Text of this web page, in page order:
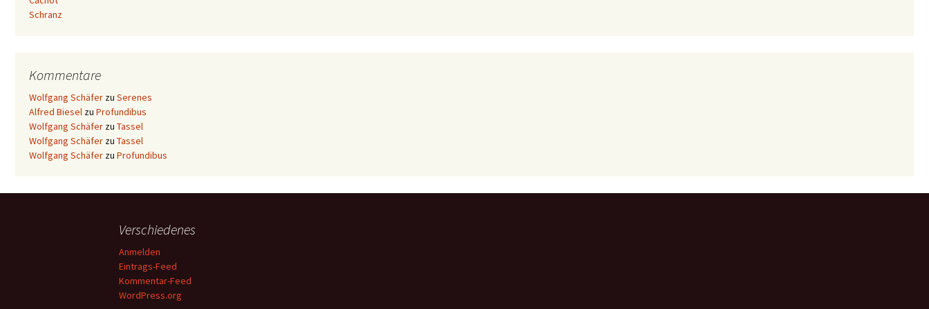
Schranz
Kommentare
Wolfgang Schäfer zu Serenes
Alfred Biesel zu Profundibus
Wolfgang Schäfer zu Tassel
Wolfgang Schäfer zu Tassel
Wolfgang Schäfer zu Profundibus
Verschiedenes
Anmelden
Eintrags-Feed
Kommentar-Feed
WordPress.org